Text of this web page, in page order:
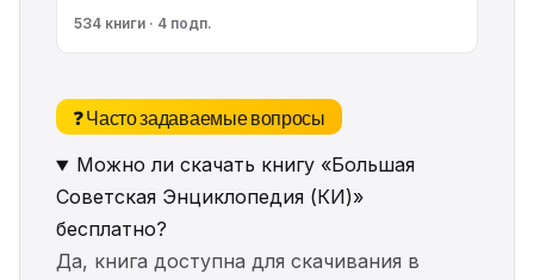
534 книги · 4 подп.
❓ Часто задаваемые вопросы
Можно ли скачать книгу «Большая
Советская Энциклопедия (КИ)»
бесплатно?
Да, книга доступна для скачивания в